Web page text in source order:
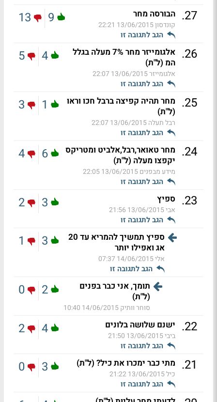
27
. הבורסה מחר
קונדסון13/06/2015 22:21
הגב לתגובה זו
9
13
26
.
אלגומייזר מחר 7% מעלה בגלל
המ (ל"ת)
אלגומייזר13/06/2015 22:07
הגב לתגובה זו
4
5
25
. מחר תהיה קפיצה ברבל חכו וראו
(ל"ת)
רבל תעלה13/06/2015 22:07
הגב לתגובה זו
1
3
24
. מחר טאואר,רבל,אלביט ומטריקס
יקפצו מעלה (ל"ת)
מידע מבפנים13/06/2015 22:05
הגב לתגובה זו
6
4
23
. ספיץ
אבי13/06/2015 21:56
הגב לתגובה זו
3
2
ספיץ תמשיך להמריא עד 20
אג ואפילו יותר
אלי14/06/2015 07:37
הגב לתגובה זו
3
1
תומך, אני כבר בפנים
(ל"ת)
סוחר וותיק14/06/2015 10:40
2
0
22
. ישנם שלושה בלונים
ביבי13/06/2015 21:50
הגב לתגובה זו
4
2
21
. מתי כבר ימכרו את כיל? (ל"ת)
כיל13/06/2015 21:22
הגב לתגובה זו
3
0